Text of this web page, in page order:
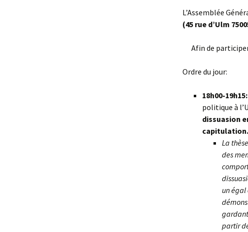
L’Assemblée
(45 rue d’Ulm
Afin de
Ordre du jour:
18h00-19h15:
politique à
dissuasion
capitulation.
La
des
un égal
partir